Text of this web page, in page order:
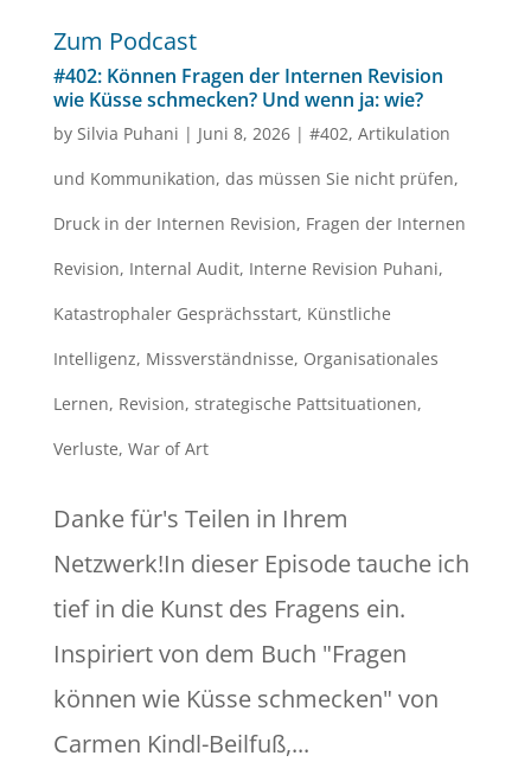
Zum Podcast
#402: Können Fragen der Internen Revision
wie Küsse schmecken? Und wenn ja: wie?
by Silvia Puhani | Juni 8, 2026| #402, Artikulation
und Kommunikation, das müssen Sie nicht prüfen,
Druck in der Internen Revision, Fragen der Internen
Revision, Internal Audit, Interne Revision Puhani,
Katastrophaler Gesprächsstart, Künstliche
Intelligenz, Missverständnisse, Organisationales
Lernen, Revision, strategische Pattsituationen,
Verluste, War of Art
Danke für's Teilen in Ihrem
Netzwerk!In dieser Episode tauche ich
tief in die Kunst des Fragens ein.
Inspiriert von dem Buch "Fragen
können wie Küsse schmecken" von
Carmen Kindl-Beilfuß,...